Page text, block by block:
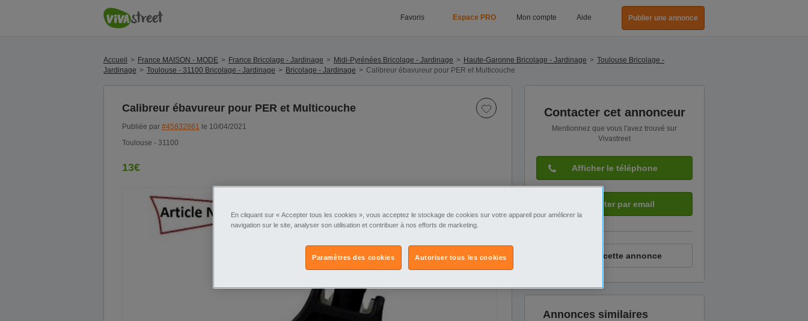
Favoris Espace PRO Mon compte Aide Publier une annonce
Accueil France MAISON - MODE France Bricolage - Jardinage Midi-Pyrénées Bricolage - Jardinage Haute-Garonne Bricolage - Jardinage
Toulouse Bricolage -
Jardinage
Toulouse - 31100 Bricolage - Jardinage Bricolage - Jardinage Calibreur ébavureur pour PER et Multicouche
Calibreur ébavureur pour PER et Multicouche
Publiée par #45832861 le 10/04/2021
Toulouse - 31100
13€
Contacter cet annonceur
Mentionnez que vous l'avez trouvé sur
Vivastreet
Afficher le téléphone
Contacter par email
Signaler cette annonce
Annonces similaires
En cliquant sur « Accepter tous les cookies », vous acceptez le stockage de cookies sur votre appareil pour améliorer la
navigation sur le site, analyser son utilisation et contribuer à nos efforts de marketing.
Autoriser tous les cookies
Paramètres des cookies